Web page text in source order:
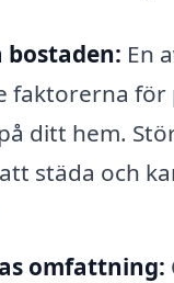
bostaden: En
faktorerna för
ditt hem.
städa och
omfattning: